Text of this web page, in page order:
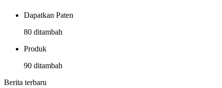
Dapatkan Paten
80 ditambah
Produk
90 ditambah
Berita terbaru